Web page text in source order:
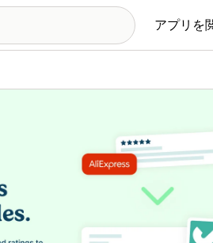
アプリを